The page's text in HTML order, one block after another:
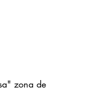
zona de